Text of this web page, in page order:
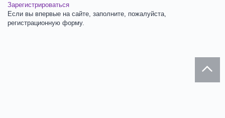
Зарегистрироваться
Если вы впервые на сайте, заполните, пожалуйста,
регистрационную форму.